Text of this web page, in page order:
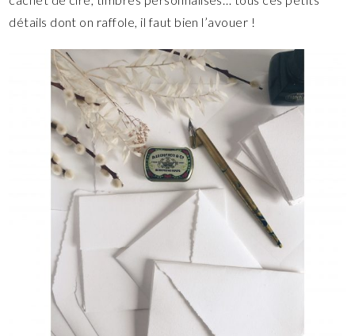
détails dont on raffole, il faut bien l’avouer !